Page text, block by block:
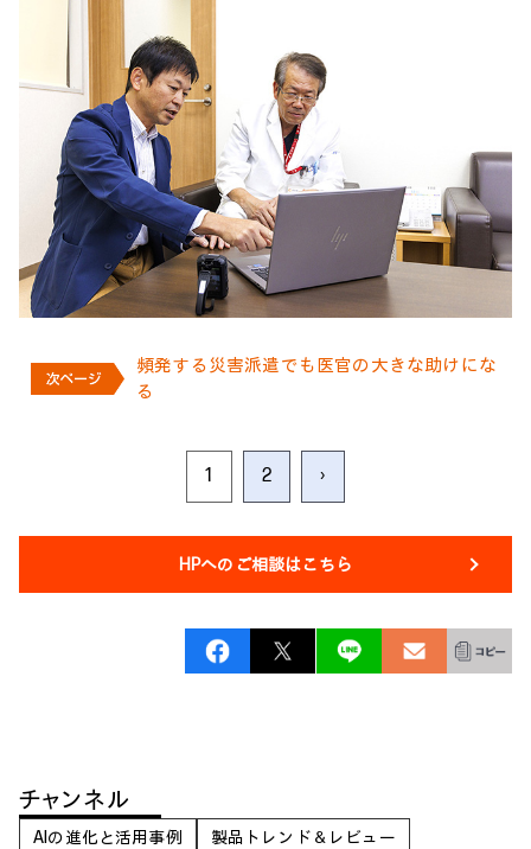
頻発する災害派遣でも医官の大きな助けにな
る
1 2 ›
HPへのご相談はこちら
チャンネル
AIの進化と活用事例
製品トレンド＆レビュー